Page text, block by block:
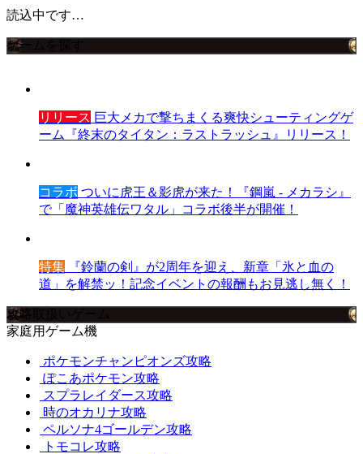
読込中です…
ゲームを探す
リリース 巨大メカで撃ちまくる爽快シューティングゲ
ーム『終末のタイタン：ラストラッシュ』リリース！
コラボ ついに虎王＆影虎が来た！『鋼嵐 - メカラシ』
で「魔神英雄伝ワタル」コラボ後半が開催！
特集 『鈴蘭の剣』が2周年を迎え、新章「氷と血の
道」を解禁ッ！記念イベントの報酬もお見逃し無く！
攻略取扱いゲーム
家庭用ゲーム機
ポケモンチャンピオンズ攻略
ぽこあポケモン攻略
スプラレイダース攻略
時のオカリナ攻略
ペルソナ4ゴールデン攻略
トモコレ攻略